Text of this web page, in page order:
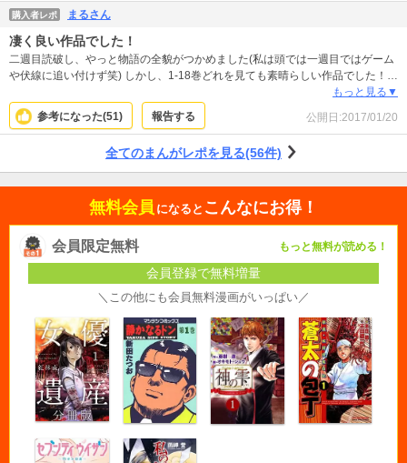
楽しめる漫画です！
購入者レポ まるさん
凄く良い作品でした！
二週目読破し、やっと物語の全貌がつかめました(私は頭では一週目ではゲーム
や伏線に追い付けず笑) しかし、1-18巻どれを見ても素晴らしい作品でした！ワ
クワクし続けながら読みました。ストーリーやげぇむの内容、また、複雑なげ
ぇむを漫画で表現する技術の高さ...最初から最後まで、ストーリーを考えた
方、漫画を描いた方(まさか同じなの？)を凄いなぁ凄いなぁと考え続けていまし
長い台詞も、よくあんなに思いつくものですね。きっと作者さんは色々勉強さ
れてこの作品の執筆に挑んだんですかね！値段以上に楽しませていただきまし
た、敬意を込めて、紙の本も購入させて頂きます！
もっと見る▼
参考になった(51) 報告する 公開日:2017/01/20
全てのまんがレポを見る(56件)
無料会員 になると こんなにお得！
会員限定無料 もっと無料が読める！
会員登録で無料増量
＼この他にも会員無料漫画がいっぱい／